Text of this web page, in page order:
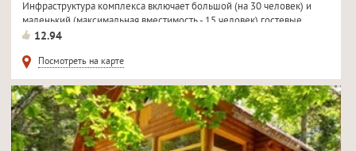
Инфраструктура комплекса включает большой (на 30 человек) и
маленький (максимальная вместимость - 15 человек) гостевые...
12.94
Посмотреть на карте